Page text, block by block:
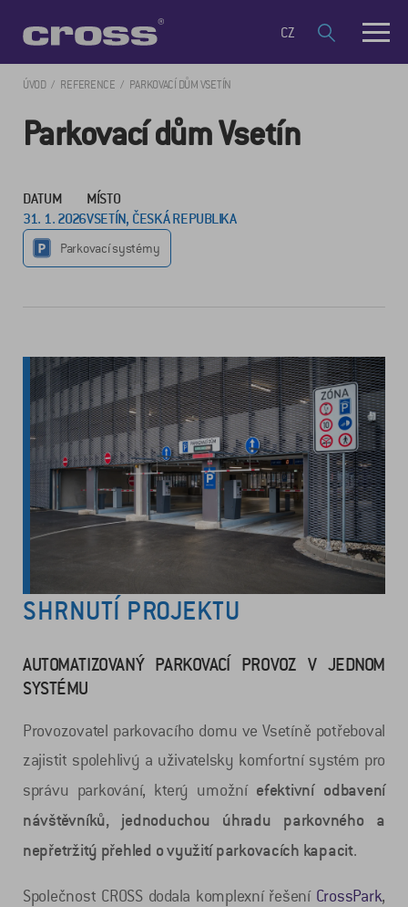
CZ
ÚVOD REFERENCE PARKOVACÍ DŮM VSETÍN
Parkovací dům Vsetín
DATUM
31. 1. 2026
MÍSTO
VSETÍN, ČESKÁ REPUBLIKA
Parkovací systémy
SHRNUTÍ PROJEKTU
AUTOMATIZOVANÝ PARKOVACÍ PROVOZ V JEDNOM
SYSTÉMU
Provozovatel parkovacího domu ve Vsetíně potřeboval
zajistit spolehlivý a uživatelsky komfortní systém pro
správu parkování, který umožní efektivní odbavení
návštěvníků, jednoduchou úhradu parkovného a
nepřetržitý přehled o využití parkovacích kapacit.
Společnost CROSS dodala komplexní řešení CrossPark,